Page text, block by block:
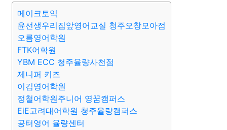
메이크토익
윤선생우리집앞영어교실 청주오창모아점
오름영어학원
FTK어학원
YBM ECC 청주율량사천점
제니퍼 키즈
이김영어학원
정철어학원주니어 영꿈캠퍼스
EiE고려대어학원 청주율량캠퍼스
공터영어 율량센터